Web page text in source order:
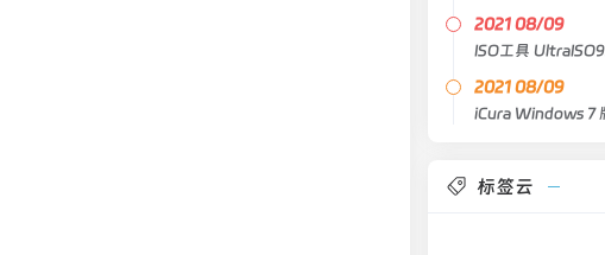
2021 08/09
2021 08/09
标签云